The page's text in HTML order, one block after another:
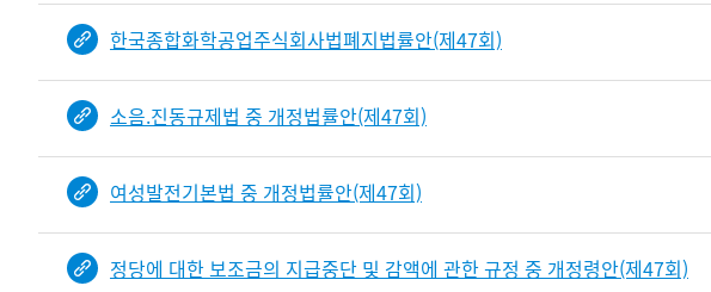
한국종합화학공업주식회사법폐지법률안(제47회)
소음.진동규제법 중 개정법률안(제47회)
여성발전기본법 중 개정법률안(제47회)
정당에 대한 보조금의 지급중단 및 감액에 관한 규정 중 개정령안(제47회)